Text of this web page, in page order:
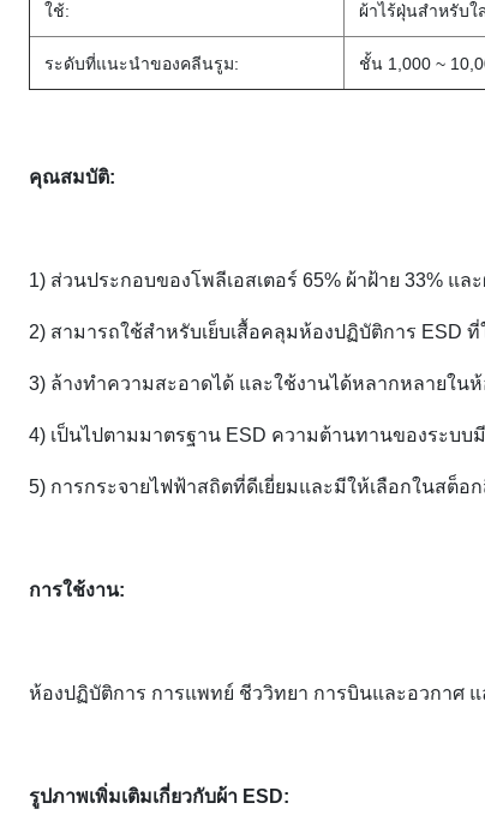
ใช้: ผ้าไร้ฝุ่นสำหรับ
ระดับที่แนะนำของคลีนรูม: ชั้น 1,000 ~
คุณสมบัติ:
1) ส่วนประกอบของโพลีเอสเตอร์ 65% ผ้าฝ้าย 33%
2) สามารถใช้สำหรับเย็บเสื้อคลุมห้องปฏิบัติการ ESD
3) ล้างทำความสะอาดได้ และใช้งานได้หลากหลายใน
4) เป็นไปตามมาตรฐาน ESD ความต้านทานของระบบ
5) การกระจายไฟฟ้าสถิตที่ดีเยี่ยมและมีให้เลือกในสต็อ
การใช้งาน:
ห้องปฏิบัติการ การแพทย์ ชีววิทยา การบินและอวกาศ
รูปภาพเพิ่มเติมเกี่ยวกับผ้า ESD: